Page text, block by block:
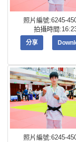
照片編號:6245-
拍攝時間
分享
照片編號:6245-